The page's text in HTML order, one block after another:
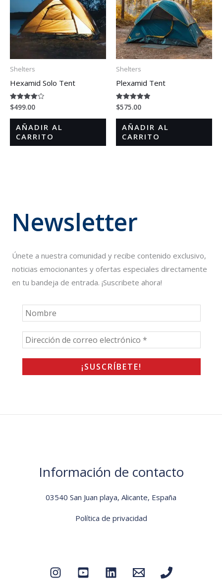
Shelters
Hexamid Solo Tent
Valorado
en
4.00
$499.00
AÑADIR AL
CARRITO
Shelters
Plexamid Tent
Valorado en
5.00
de 5
$575.00
AÑADIR AL
CARRITO
Newsletter
Únete a nuestra comunidad y recibe contenido exclusivo,
noticias emocionantes y ofertas especiales directamente
en tu bandeja de entrada. ¡Suscribete ahora!
Información de contacto
03540 San Juan playa, Alicante, España
Política de privacidad